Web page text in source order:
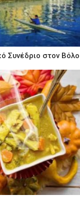
Συνέδριο στον Βόλο